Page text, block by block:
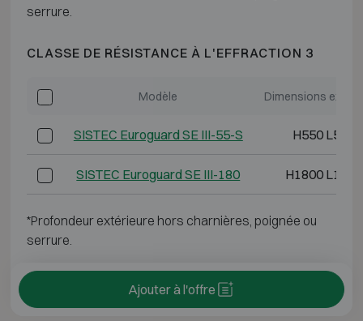
serrure.
CLASSE DE RÉSISTANCE À L'EFFRACTION 3
Modèle Dimensions
SISTEC Euroguard SE III-55-S H550 L550
SISTEC Euroguard SE III-180 H1800
*Profondeur extérieure hors charnières, poignée ou
serrure.
Ajouter à l'offre